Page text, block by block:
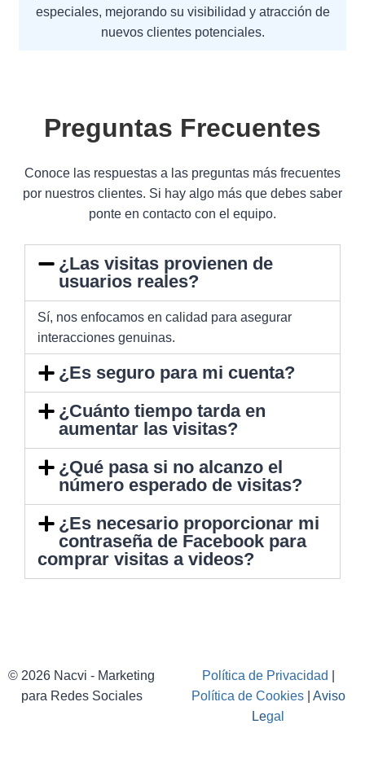
especiales, mejorando su visibilidad y atracción de
nuevos clientes potenciales.
Preguntas Frecuentes
Conoce las respuestas a las preguntas más frecuentes
por nuestros clientes. Si hay algo más que debes saber
ponte en contacto con el equipo.
¿Las visitas provienen de
usuarios reales?
Sí, nos enfocamos en calidad para asegurar
interacciones genuinas.
¿Es seguro para mi cuenta?
¿Cuánto tiempo tarda en
aumentar las visitas?
¿Qué pasa si no alcanzo el
número esperado de visitas?
¿Es necesario proporcionar mi
contraseña de Facebook para
comprar visitas a videos?
© 2026 Nacvi - Marketing
para Redes Sociales
Política de Privacidad
Política de Cookies| Aviso
Legal